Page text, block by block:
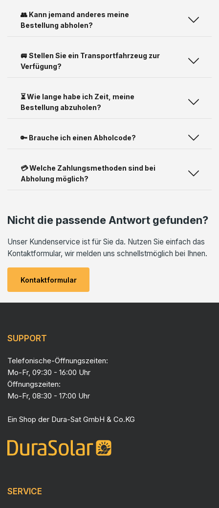
👥 Kann jemand anderes meine
Bestellung abholen?
🚐 Stellen Sie ein Transportfahrzeug zur
Verfügung?
⏳ Wie lange habe ich Zeit, meine
Bestellung abzuholen?
🔑 Brauche ich einen Abholcode?
💳 Welche Zahlungsmethoden sind bei
Abholung möglich?
Nicht die passende Antwort gefunden?
Unser Kundenservice ist für Sie da. Nutzen Sie einfach das
Kontaktformular, wir melden uns schnellstmöglich bei Ihnen.
Kontaktformular
SUPPORT
Telefonische-Öffnungszeiten:
Mo-Fr, 09:30 - 16:00 Uhr
Öffnungszeiten:
Mo-Fr, 08:30 - 17:00 Uhr
Ein Shop der Dura-Sat GmbH & Co.KG
SERVICE